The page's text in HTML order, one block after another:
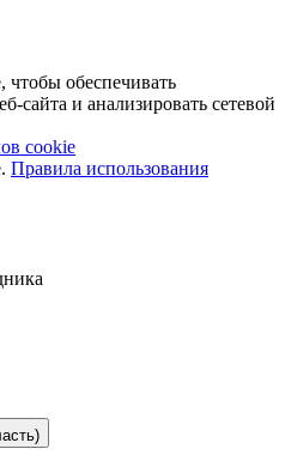
обеспечивать
сайта и анализировать сетевой
cookie
Правила использования